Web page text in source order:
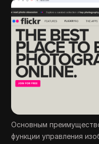
Основным
функции управления